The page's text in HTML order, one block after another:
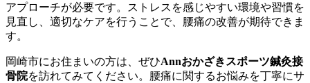
アプローチが必要です。ストレスを感じやすい環境や習慣を
見直し、適切なケアを行うことで、腰痛の改善が期待できま
す。
岡崎市にお住まいの方は、ぜひAnnおかざきスポーツ鍼灸接
骨院を訪れてみてください。腰痛に関するお悩みを丁寧にサ